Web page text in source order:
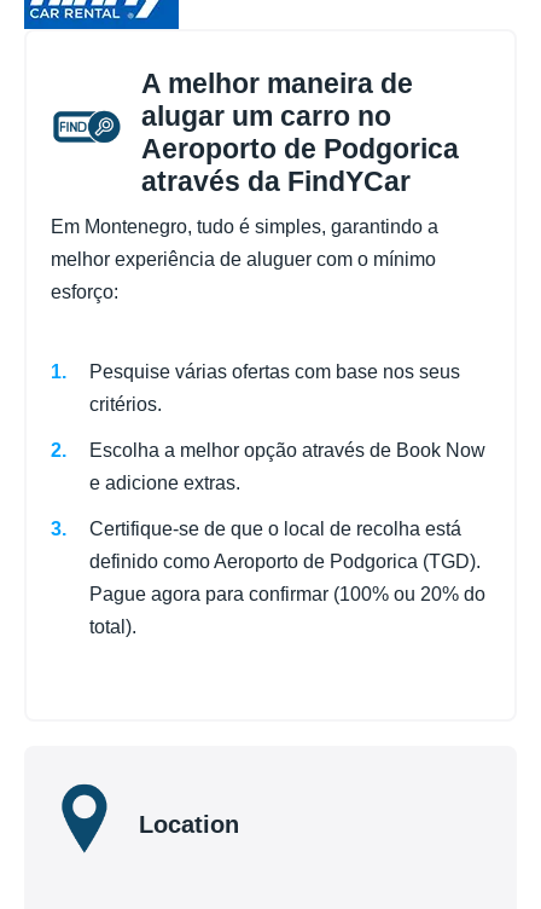
A melhor maneira de
alugar um carro no
Aeroporto de Podgorica
através da FindYCar
Em Montenegro, tudo é simples, garantindo a
melhor experiência de aluguer com o mínimo
esforço:
Pesquise várias ofertas com base nos seus
critérios.
Escolha a melhor opção através de Book Now
e adicione extras.
Certifique-se de que o local de recolha está
definido como Aeroporto de Podgorica (TGD).
Pague agora para confirmar (100% ou 20% do
total).
Location